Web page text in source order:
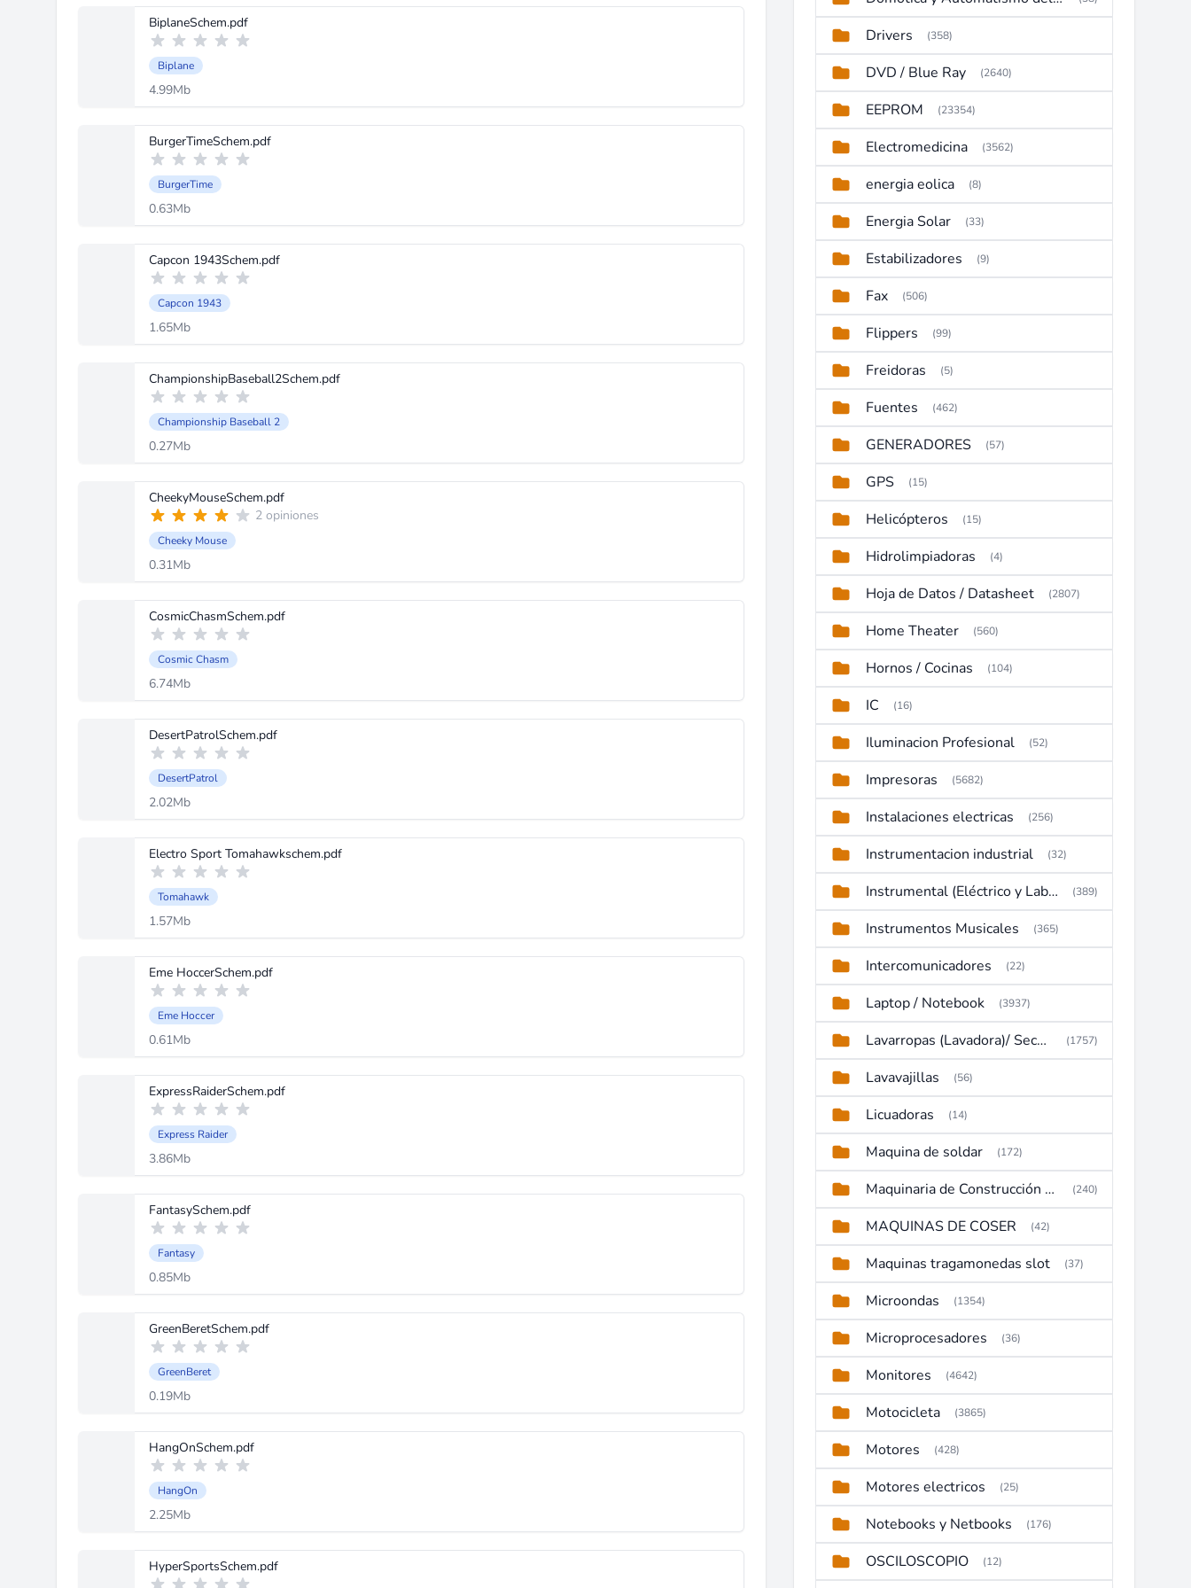
BiplaneSchem.pdf
Biplane
4.99Mb
BurgerTimeSchem.pdf
BurgerTime
0.63Mb
Capcon 1943Schem.pdf
Capcon 1943
1.65Mb
ChampionshipBaseball2Schem.pdf
Championship Baseball 2
0.27Mb
CheekyMouseSchem.pdf
2 opiniones
Cheeky Mouse
0.31Mb
CosmicChasmSchem.pdf
Cosmic Chasm
6.74Mb
DesertPatrolSchem.pdf
DesertPatrol
2.02Mb
Electro Sport Tomahawkschem.pdf
Tomahawk
1.57Mb
Eme HoccerSchem.pdf
Eme Hoccer
0.61Mb
ExpressRaiderSchem.pdf
Express Raider
3.86Mb
FantasySchem.pdf
Fantasy
0.85Mb
GreenBeretSchem.pdf
GreenBeret
0.19Mb
HangOnSchem.pdf
HangOn
2.25Mb
HyperSportsSchem.pdf
Drivers (358)
DVD / Blue Ray (2640)
EEPROM (23354)
Electromedicina (3562)
energia eolica (8)
Energia Solar (33)
Estabilizadores (9)
Fax (506)
Flippers (99)
Freidoras (5)
Fuentes (462)
GENERADORES (57)
GPS (15)
Helicópteros (15)
Hidrolimpiadoras (4)
Hoja de Datos / Datasheet (2807)
Home Theater (560)
Hornos / Cocinas (104)
IC (16)
Iluminacion Profesional (52)
Impresoras (5682)
Instalaciones electricas (256)
Instrumentacion industrial (32)
Instrumental (Eléctrico y Laboratorio) (389)
Instrumentos Musicales (365)
Intercomunicadores (22)
Laptop / Notebook (3937)
Lavarropas (Lavadora)/ Secadoras (1757)
Lavavajillas (56)
Licuadoras (14)
Maquina de soldar (172)
Maquinaria de Construcción (Maquinaria Pesada) (240)
MAQUINAS DE COSER (42)
Maquinas tragamonedas slot (37)
Microondas (1354)
Microprocesadores (36)
Monitores (4642)
Motocicleta (3865)
Motores (428)
Motores electricos (25)
Notebooks y Netbooks (176)
OSCILOSCOPIO (12)